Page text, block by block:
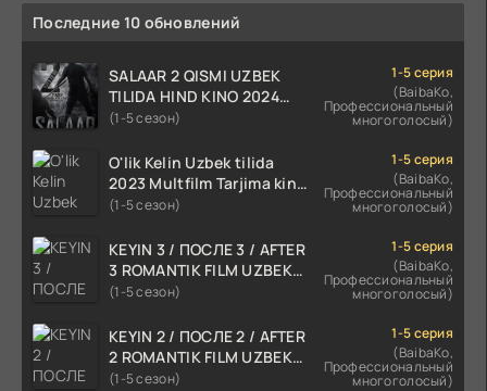
Последние 10 обновлений
SALAAR 2 QISMI UZBEK
TILIDA HIND KINO 2024
TARJIMA 720p HD Skachat
(1-5 сезон)
1-5 серия
(BaibaKo,
Профессиональный
многоголосый)
O'lik Kelin Uzbek tilida
2023 Multfilm Tarjima kino
skachat
(1-5 сезон)
1-5 серия
(BaibaKo,
Профессиональный
многоголосый)
KEYIN 3 / ПОСЛЕ 3 / AFTER
3 ROMANTIK FILM UZBEK
TILIDA 2021 TARJIMA FILM
(1-5 сезон)
1-5 серия
(BaibaKo,
Профессиональный
многоголосый)
KEYIN 2 / ПОСЛЕ 2 / AFTER
2 ROMANTIK FILM UZBEK
TILIDA 2020 TARJIMA FILM
(1-5 сезон)
1-5 серия
(BaibaKo,
Профессиональный
многоголосый)